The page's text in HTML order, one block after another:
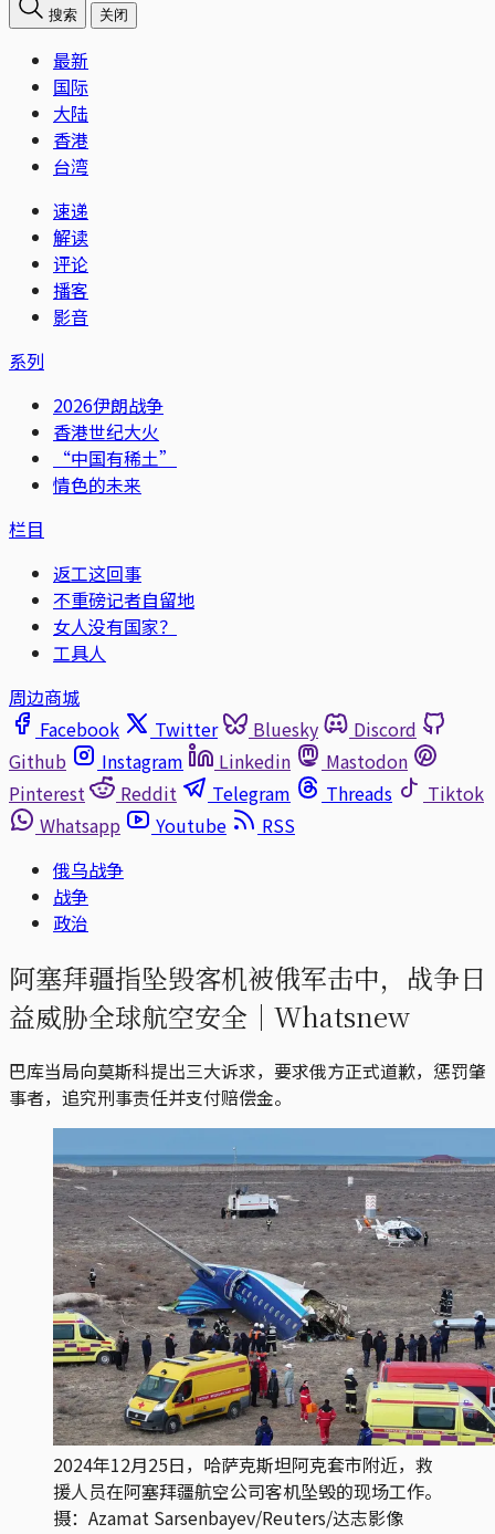
搜索 关闭
最新
国际
大陆
香港
台湾
速递
解读
评论
播客
影音
系列
2026伊朗战争
香港世纪大火
“中国有稀土”
情色的未来
栏目
返工这回事
不重磅记者自留地
女人没有国家？
工具人
周边商城
Facebook
Twitter Bluesky
Discord
Github
Instagram Linkedin
Mastodon
Pinterest
Reddit Telegram Threads
Tiktok
Whatsapp
Youtube
RSS
俄乌战争
战争
政治
阿塞拜疆指坠毁客机被俄军击中，战争日
益威胁全球航空安全｜Whatsnew
巴库当局向莫斯科提出三大诉求，要求俄方正式道歉，惩罚肇
事者，追究刑事责任并支付赔偿金。
2024年12月25日，哈萨克斯坦阿克套市附近，救
援人员在阿塞拜疆航空公司客机坠毁的现场工作。
摄：Azamat Sarsenbayev/Reuters/达志影像